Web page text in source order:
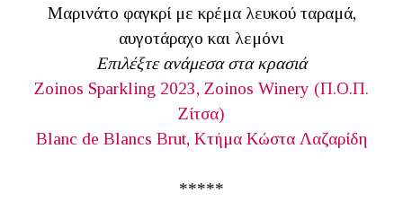
Μαρινάτο φαγκρί με κρέμα λευκού ταραμά,
αυγοτάραχο και λεμόνι
Επιλέξτε ανάμεσα στα κρασιά
Zoinos Sparkling 2023, Zoinos Winery (Π.Ο.Π.
Ζίτσα)
Blanc de Blancs Brut, Κτήμα Κώστα Λαζαρίδη
*****